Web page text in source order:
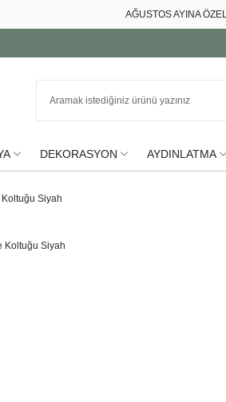
AĞUSTOS AYINA
DEKORASYON AYDINLATMA
Siyah